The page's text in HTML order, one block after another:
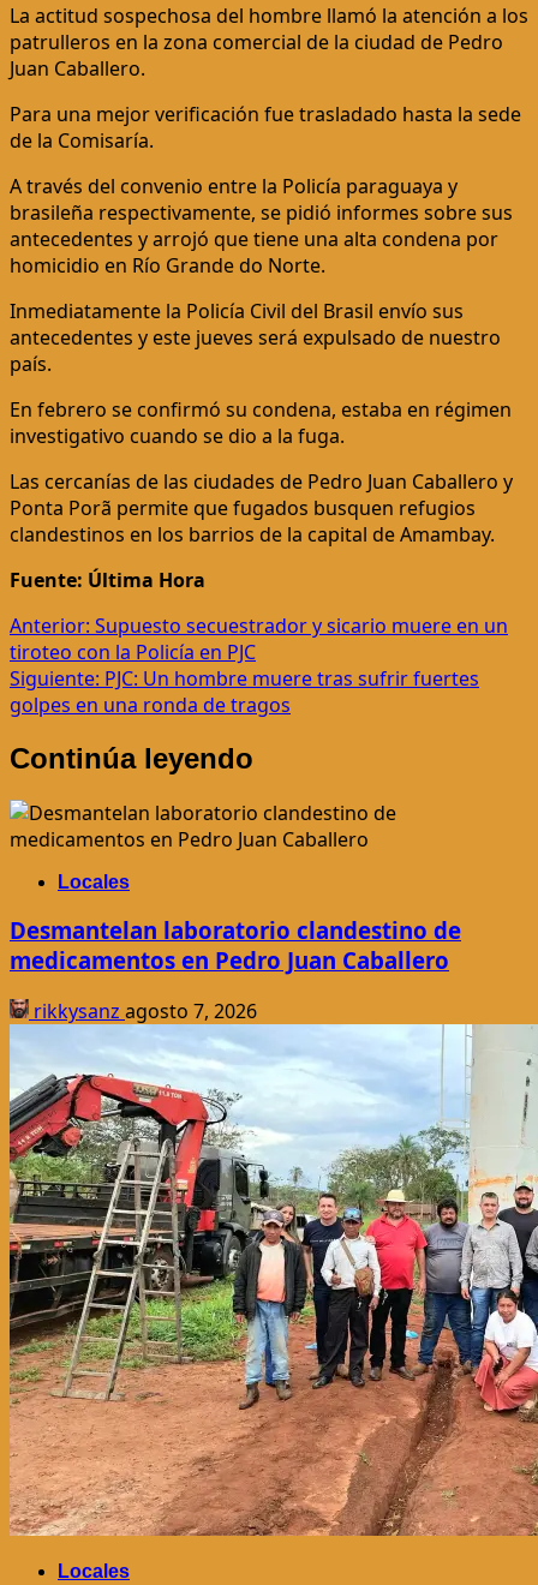
La actitud sospechosa del hombre llamó la atención a los
patrulleros en la zona comercial de la ciudad de Pedro
Juan Caballero.
Para una mejor verificación fue trasladado hasta la sede
de la Comisaría.
A través del convenio entre la Policía paraguaya y
brasileña respectivamente, se pidió informes sobre sus
antecedentes y arrojó que tiene una alta condena por
homicidio en Río Grande do Norte.
Inmediatamente la Policía Civil del Brasil envío sus
antecedentes y este jueves será expulsado de nuestro
país.
En febrero se confirmó su condena, estaba en régimen
investigativo cuando se dio a la fuga.
Las cercanías de las ciudades de Pedro Juan Caballero y
Ponta Porã permite que fugados busquen refugios
clandestinos en los barrios de la capital de Amambay.
Fuente: Última Hora
Navegación
de
entradas
Anterior: Supuesto secuestrador y sicario muere en un
tiroteo con la Policía en PJC
Siguiente: PJC: Un hombre muere tras sufrir fuertes
golpes en una ronda de tragos
Continúa leyendo
Locales
Desmantelan laboratorio clandestino de
medicamentos en Pedro Juan Caballero
rikkysanz agosto 7, 2026
Locales